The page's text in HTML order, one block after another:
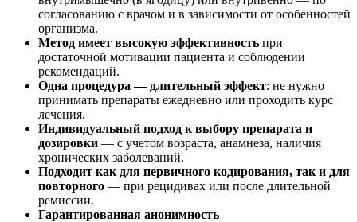
согласованию с врачом и в зависимости от особенностей
организма.
Метод имеет высокую эффективность при
достаточной мотивации пациента и соблюдении
рекомендаций.
Одна процедура — длительный эффект: не нужно
принимать препараты ежедневно или проходить курс
лечения.
Индивидуальный подход к выбору препарата и
дозировки — с учетом возраста, анамнеза, наличия
хронических заболеваний.
Подходит как для первичного кодирования, так и для
повторного — при рецидивах или после длительной
ремиссии.
Гарантированная анонимность